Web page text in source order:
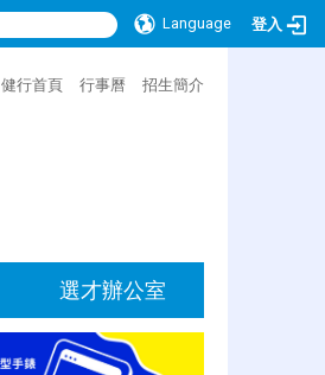
Language 登入
健行首頁 行事曆 招生簡介
選才辦公室